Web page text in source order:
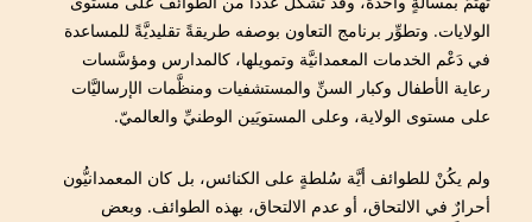
الولايات. وتطوِّر برنامج التعاون بوصفه طريقةً تقليديَّةً للمساعدة
في دَعْم الخدمات المعمدانيَّة وتمويلها، كالمدارس ومؤسَّسات
رعاية الأطفال وكبار السنِّ والمستشفيات ومنظَّمات الإرساليَّات
على مستوى الولاية، وعلى المستويَين الوطنيِّ والعالميّ.
ولم يكُنْ للطوائف أيَّة سُلطةٍ على الكنائس، بل كان المعمدانيُّون
أحرارٌ في الالتحاق، أو عدم الالتحاق، بهذه الطوائف. وبعض